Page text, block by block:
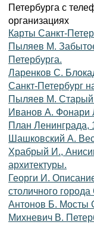
Петербурга с
организациях
Карты Санкт-
Пыляев М.
Петербурга.
Ларенков С.
Санкт-Петербург
Пыляев М. Старый
Иванов А. Фонари
План Ленинграда,
Шашковский А.
Храбрый И.,
архитектуры.
Георги И.
столичного
Антонов Б. Мосты
Михневич В.